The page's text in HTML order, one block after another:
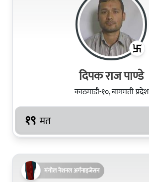
दिपक राज पाण्डे
काठमाडौं-१०, बागमती प्रदेश
१९ मत
मंगोल नेशनल अर्गनाइजेसन